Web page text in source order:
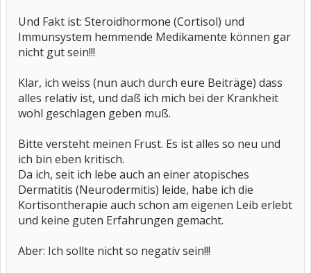
Und Fakt ist: Steroidhormone (Cortisol) und
Immunsystem hemmende Medikamente können gar
nicht gut sein!!!
Klar, ich weiss (nun auch durch eure Beiträge) dass
alles relativ ist, und daß ich mich bei der Krankheit
wohl geschlagen geben muß.
Bitte versteht meinen Frust. Es ist alles so neu und
ich bin eben kritisch.
Da ich, seit ich lebe auch an einer atopisches
Dermatitis (Neurodermitis) leide, habe ich die
Kortisontherapie auch schon am eigenen Leib erlebt
und keine guten Erfahrungen gemacht.
Aber: Ich sollte nicht so negativ sein!!!